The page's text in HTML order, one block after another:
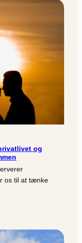
og
os til at tænke